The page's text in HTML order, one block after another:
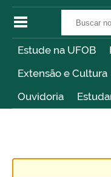
Estude na UFOB
Extensão e Cultura
Ouvidoria